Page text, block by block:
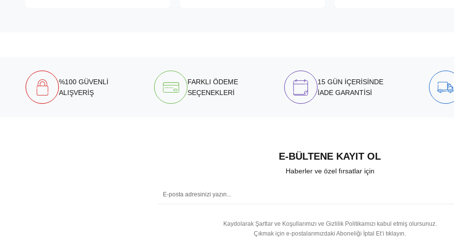
%100 GÜVENLİ
ALIŞVERİŞ
FARKLI ÖDEME
SEÇENEKLERİ
15 GÜN İÇERİSİNDE
İADE GARANTİSİ
E-BÜLTENE KAYIT OL
Haberler ve özel fırsatlar için
Kaydolarak Şartlar ve Koşullarımızı ve Gizlilik Politikamızı kabul etmiş olursunuz.
Çıkmak için e-postalarımızdaki Aboneliği İptal Et’i tıklayın.